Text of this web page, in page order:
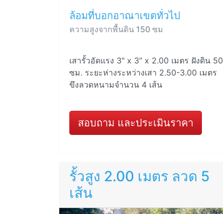
ล้อมที่บอกอาณาเขตทั่วไป
ความสูงจากพื้นดิน 150 ซม
เสารั้วอัดแรง 3" x 3" x 2.00 เมตร ฝังดิน 50
ซม. ระยะห่างระหว่างเสา 2.50-3.00 เมตร
ขึงลวดหนามจำนวน 4 เส้น
สอบถาม และประเมินราคา
รั้วสูง 2.00 เมตร ลวด 5
เส้น